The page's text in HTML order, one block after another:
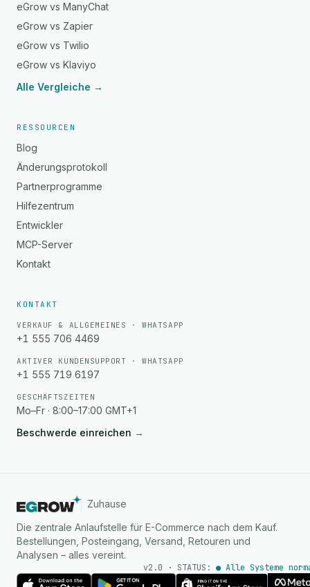
eGrow vs ManyChat
eGrow vs Zapier
eGrow vs Twilio
eGrow vs Klaviyo
Alle Vergleiche →
RESSOURCEN
Blog
Änderungsprotokoll
Partnerprogramme
Hilfezentrum
Entwickler
MCP-Server
Kontakt
KONTAKT
VERKAUF & ALLGEMEINES · WHATSAPP
+1 555 706 4469
AKTIVER KUNDENSUPPORT · WHATSAPP
+1 555 719 6197
GESCHÄFTSZEITEN
Mo–Fr · 8:00–17:00 GMT+1
Beschwerde einreichen →
Zuhause
Die zentrale Anlaufstelle für E-Commerce nach dem Kauf.
Bestellungen, Posteingang, Versand, Retouren und
Analysen – alles vereint.
v2.0 · STATUS: ● Alle Systeme